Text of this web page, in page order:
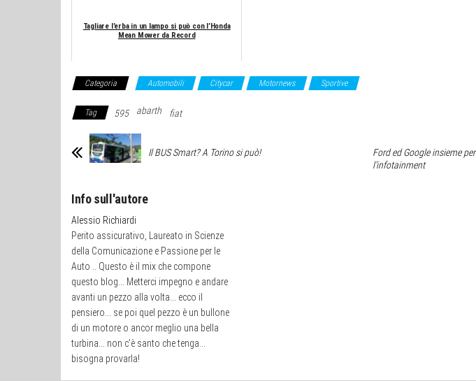
Tagliare l’erba in un lampo si può con l’Honda
Mean Mower da Record
Categoria Automobili Citycar Motornews Sportive
Tag 595 abarth fiat
Il BUS Smart? A Torino si può!
Ford ed Google insieme per
l’infotainment
Info sull'autore
Alessio Richiardi
Perito assicurativo, Laureato in Scienze
della Comunicazione e Passione per le
Auto .. Questo è il mix che compone
questo blog... Metterci impegno e andare
avanti un pezzo alla volta... ecco il
pensiero... se poi quel pezzo è un bullone
di un motore o ancor meglio una bella
turbina... non c’è santo che tenga...
bisogna provarla!